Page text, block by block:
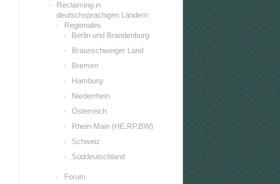
Reclaiming in
deutschsprachigen Ländern
Regionales
Berlin und Brandenburg
Braunschweiger Land
Bremen
Hamburg
Niederrhein
Österreich
Rhein-Main (HE,RP,BW)
Schweiz
Süddeutschland
Forum